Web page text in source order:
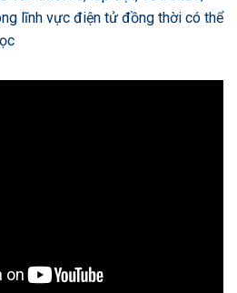
lĩnh vực điện tử đồng thời có thể